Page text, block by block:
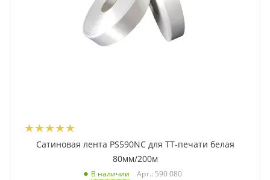
Сатиновая лента PS590NC для ТТ-печати белая
80мм/200м
В наличии Арт.: 590 080